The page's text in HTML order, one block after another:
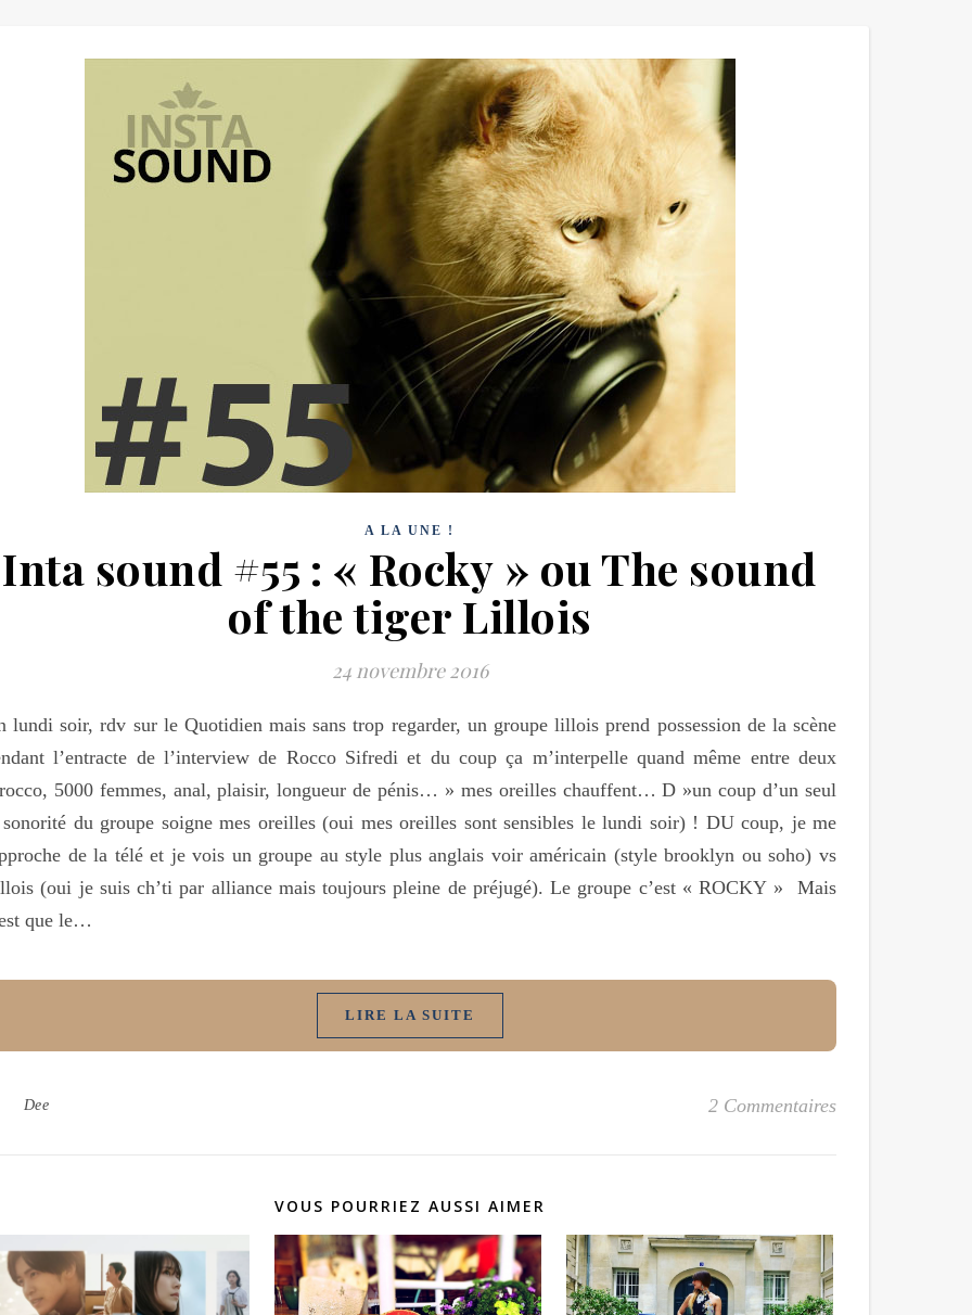
A LA UNE !
Inta sound #55 : « Rocky » ou The sound
of the tiger Lillois
24 novembre 2016
lundi soir, rdv sur le Quotidien mais sans trop regarder, un groupe lillois prend possession de la scène
l’entracte de l’interview de Rocco Sifredi et du coup ça m’interpelle quand même entre deux
5000 femmes, anal, plaisir, longueur de pénis… » mes oreilles chauffent… D »un coup d’un seul
du groupe soigne mes oreilles (oui mes oreilles sont sensibles le lundi soir) ! DU coup, je me
de la télé et je vois un groupe au style plus anglais voir américain (style brooklyn ou soho) vs
(oui je suis ch’ti par alliance mais toujours pleine de préjugé). Le groupe c’est « ROCKY » Mais
que le…
LIRE LA SUITE
Dee 2 Commentaires
VOUS POURRIEZ AUSSI AIMER